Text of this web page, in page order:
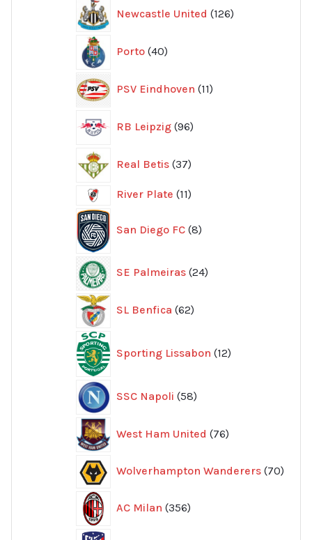
Newcastle United 126
produkter
Porto 40
produkter
PSV Eindhoven 11
produkter
RB Leipzig 96
produkter
Real Betis 37
produkter
River Plate 1111
San Diego FC 8produkter
SE Palmeiras 24
produkter
SL Benfica 62
produkter
Sporting Lissabon 12produkter
SSC Napoli 58
produkter
West Ham United 76
produkter
Wolverhampton Wanderers 70
AC Milan 356
produkter